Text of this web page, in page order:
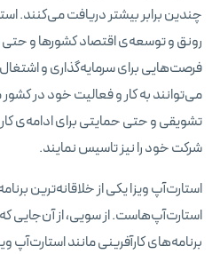
چندین برابر بیشتر دریافت می‌کنند.
رونق و توسعه‌ی اقتصاد کشورها و حتی
فرصت‌هایی برای سرمایه‌گذاری و
می‌توانند به کار و فعالیت خود در کشور
تشویقی و حتی حمایتی برای ادامه‌ی
شرکت خود را نیز تاسیس نمایند.
استارت‌آپ ویزا یکی از خلاقانه‌ترین
استارت‌آپ‌هاست. از سویی، از آن‌جایی
برنامه‌های کارآفرینی مانند استارت‌آپ